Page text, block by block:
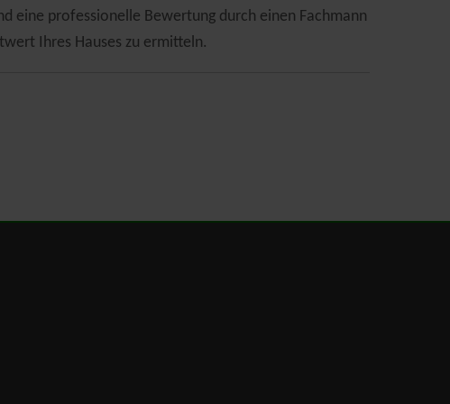
eine professionelle Bewertung durch einen Fachmann
Ihres Hauses zu ermitteln.